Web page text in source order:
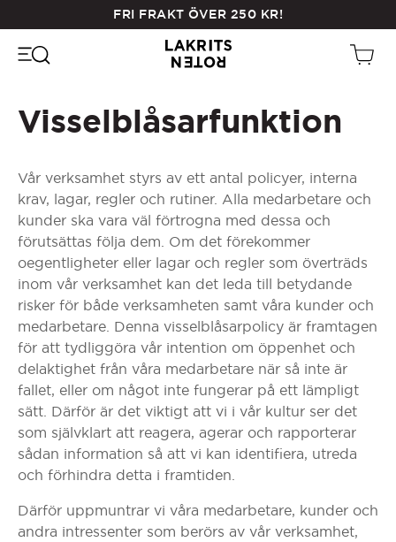
main
FRI FRAKT ÖVER 250 KR!
Visselblåsarfunktion
Vår verksamhet styrs av ett antal policyer, interna
krav, lagar, regler och rutiner. Alla medarbetare och
kunder ska vara väl förtrogna med dessa och
förutsättas följa dem. Om det förekommer
oegentligheter eller lagar och regler som överträds
inom vår verksamhet kan det leda till betydande
risker för både verksamheten samt våra kunder och
medarbetare. Denna visselblåsarpolicy är framtagen
för att tydliggöra vår intention om öppenhet och
delaktighet från våra medarbetare när så inte är
fallet, eller om något inte fungerar på ett lämpligt
sätt. Därför är det viktigt att vi i vår kultur ser det
som självklart att reagera, agerar och rapporterar
sådan information så att vi kan identifiera, utreda
och förhindra detta i framtiden.
Därför uppmuntrar vi våra medarbetare, kunder och
andra intressenter som berörs av vår verksamhet,